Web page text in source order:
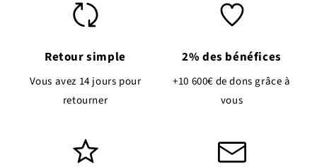
Retour simple
Vous avez 14 jours pour
retourner
2% des bénéfices
+10 600€ de dons grâce à
vous